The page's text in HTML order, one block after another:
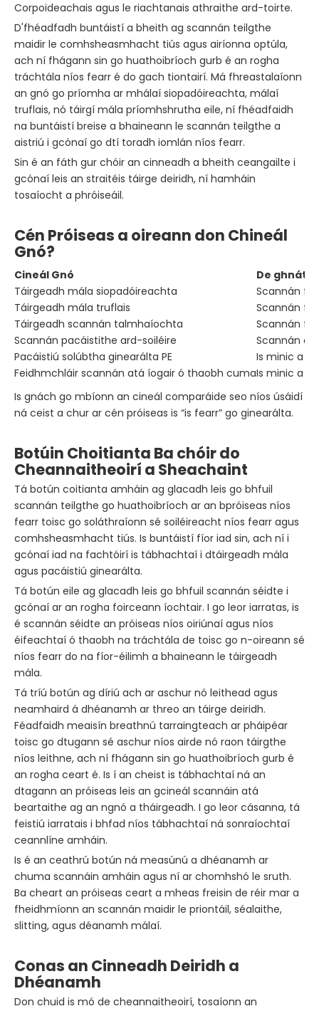
Corpoideachais agus le riachtanais athraithe ard-toirte.
D'fhéadfadh buntáistí a bheith ag scannán teilgthe
maidir le comhsheasmhacht tiús agus airíonna optúla,
ach ní fhágann sin go huathoibríoch gurb é an rogha
tráchtála níos fearr é do gach tiontairí. Má fhreastalaíonn
an gnó go príomha ar mhálaí siopadóireachta, málaí
truflais, nó táirgí mála príomhshrutha eile, ní fhéadfaidh
na buntáistí breise a bhaineann le scannán teilgthe a
aistriú i gcónaí go dtí toradh iomlán níos fearr.
Sin é an fáth gur chóir an cinneadh a bheith ceangailte i
gcónaí leis an straitéis táirge deiridh, ní hamháin
tosaíocht a phróiseáil.
Cén Próiseas a oireann don Chineál
Gnó?
Cineál Gnó
De ghnáth
Táirgeadh mála siopadóireachta
Scannán
Táirgeadh mála truflais
Scannán
Táirgeadh scannán talmhaíochta
Scannán
Scannán pacáistithe ard-soiléire
Scannán a
Pacáistiú solúbtha ginearálta PE
Is minic a
Feidhmchláir scannán atá íogair ó thaobh cumaIs minic a
Is gnách go mbíonn an cineál comparáide seo níos úsáidí
ná ceist a chur ar cén próiseas is “is fearr” go ginearálta.
Botúin Choitianta Ba chóir do
Cheannaitheoirí a Sheachaint
Tá botún coitianta amháin ag glacadh leis go bhfuil
scannán teilgthe go huathoibríoch ar an bpróiseas níos
fearr toisc go soláthraíonn sé soiléireacht níos fearr agus
comhsheasmhacht tiús. Is buntáistí fíor iad sin, ach ní i
gcónaí iad na fachtóirí is tábhachtaí i dtáirgeadh mála
agus pacáistiú ginearálta.
Tá botún eile ag glacadh leis go bhfuil scannán séidte i
gcónaí ar an rogha foirceann íochtair. I go leor iarratas, is
é scannán séidte an próiseas níos oiriúnaí agus níos
éifeachtaí ó thaobh na tráchtála de toisc go n-oireann sé
níos fearr do na fíor-éilimh a bhaineann le táirgeadh
mála.
Tá tríú botún ag díriú ach ar aschur nó leithead agus
neamhaird á dhéanamh ar threo an táirge deiridh.
Féadfaidh meaisín breathnú tarraingteach ar pháipéar
toisc go dtugann sé aschur níos airde nó raon táirgthe
níos leithne, ach ní fhágann sin go huathoibríoch gurb é
an rogha ceart é. Is í an cheist is tábhachtaí ná an
dtagann an próiseas leis an gcineál scannáin atá
beartaithe ag an ngnó a tháirgeadh. I go leor cásanna, tá
feistiú iarratais i bhfad níos tábhachtaí ná sonraíochtaí
ceannlíne amháin.
Is é an ceathrú botún ná measúnú a dhéanamh ar
chuma scannáin amháin agus ní ar chomhshó le sruth.
Ba cheart an próiseas ceart a mheas freisin de réir mar a
fheidhmíonn an scannán maidir le priontáil, séalaithe,
slitting, agus déanamh málaí.
Conas an Cinneadh Deiridh a
Dhéanamh
Don chuid is mó de cheannaitheoirí, tosaíonn an